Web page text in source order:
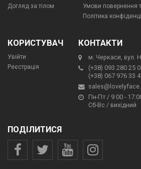
Догляд за тілом
Умови повернення
Політика
КОРИСТУВАЧ
Увійти
Реєстрація
КОНТАКТИ
м. Черкаси, вул.
(+38) 093 280 25
(+38) 067 976 33
Пн-Пт / 9:00 -
Сб-Вс / вихідний
ПОДІЛИТИСЯ